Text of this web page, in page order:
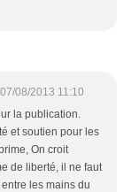
07/08/2013 11:10
la publication.
et soutien pour les
On croit
de liberté, il ne faut
les mains du